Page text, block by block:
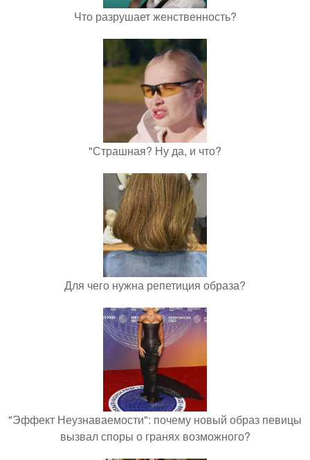
Что разрушает женственность?
"Страшная? Ну да, и что?
Для чего нужна репетиция образа?
"Эффект Неузнаваемости": почему новый образ певицы
вызвал споры о гранях возможного?